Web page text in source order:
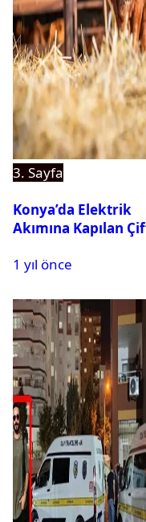
3. Sayfa
Konya’da Elektrik
Akımına Kapılan
1 yıl önce